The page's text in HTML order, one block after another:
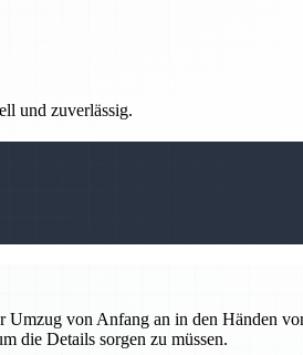
und zuverlässig.
von Anfang an in den Händen
die Details sorgen zu müssen.